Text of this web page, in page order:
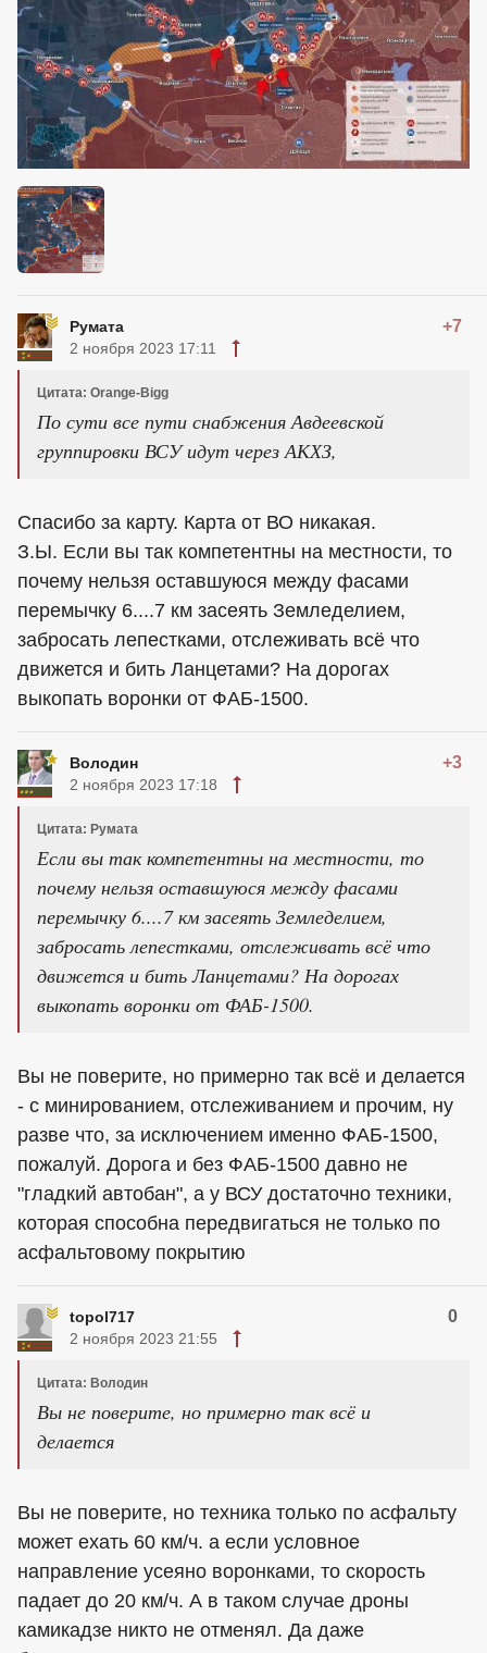
Румaтa +7
2 ноября 2023 17:11
Цитата: Orange-Bigg
По сути все пути снабжения Авдеевской
группировки ВСУ идут через АКХЗ,
Спасибо за карту. Карта от ВО никакая.
З.Ы. Если вы так компетентны на местности, то
почему нельзя оставшуюся между фасами
перемычку 6....7 км засеять Земледелием,
забросать лепестками, отслеживать всё что
движется и бить Ланцетами? На дорогах
выкопать воронки от ФАБ-1500.
Володин +3
2 ноября 2023 17:18
Цитата: Румaтa
Если вы так компетентны на местности, то
почему нельзя оставшуюся между фасами
перемычку 6....7 км засеять Земледелием,
забросать лепестками, отслеживать всё что
движется и бить Ланцетами? На дорогах
выкопать воронки от ФАБ-1500.
Вы не поверите, но примерно так всё и делается
- с минированием, отслеживанием и прочим, ну
разве что, за исключением именно ФАБ-1500,
пожалуй. Дорога и без ФАБ-1500 давно не
"гладкий автобан", а у ВСУ достаточно техники,
которая способна передвигаться не только по
асфальтовому покрытию
topol717 0
2 ноября 2023 21:55
Цитата: Володин
Вы не поверите, но примерно так всё и
делается
Вы не поверите, но техника только по асфальту
может ехать 60 км/ч. а если условное
направление усеяно воронками, то скорость
падает до 20 км/ч. А в таком случае дроны
камикадзе никто не отменял. Да даже